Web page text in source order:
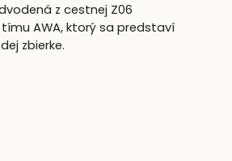
z cestnej Z06
AWA, ktorý sa predstaví
zbierke.